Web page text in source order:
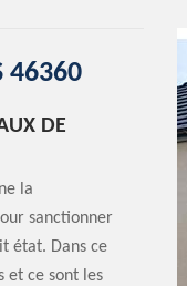
46360
DE
la
sanctionner
état. Dans ce
et ce sont les